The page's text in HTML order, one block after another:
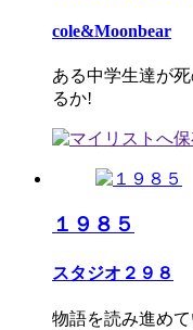
cole&Moonbear
ある中学生達が
るか!
１９８５
スタジオ２９８
物語を読み進め